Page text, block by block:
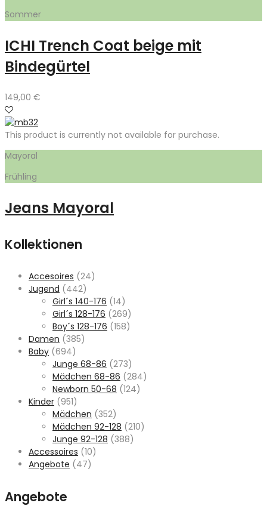
Sommer
ICHI Trench Coat beige mit
Bindegürtel
149,00 €
This product is currently not available for purchase.
Mayoral
Frühling
Jeans Mayoral
Kollektionen
Accesoires (24)
Jugend (442)
Girl´s 140-176 (14)
Girl´s 128-176 (269)
Boy´s 128-176 (158)
Damen (385)
Baby (694)
Junge 68-86 (273)
Mädchen 68-86 (284)
Newborn 50-68 (124)
Kinder (951)
Mädchen (352)
Mädchen 92-128 (210)
Junge 92-128 (388)
Accessoires (10)
Angebote (47)
Angebote